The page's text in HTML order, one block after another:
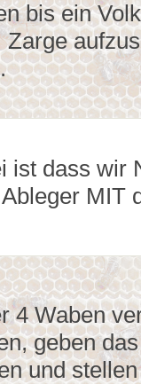
bis ein
ist dass wir
MIT
4 Waben
geben
und